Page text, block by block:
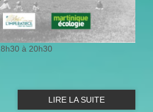
à 20h30
LIRE LA SUITE